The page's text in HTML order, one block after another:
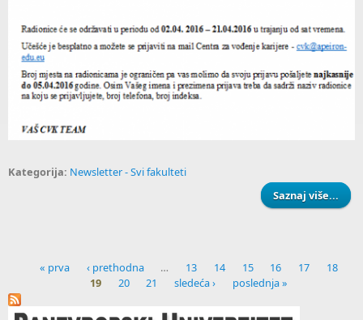
Kategorija: Newsletter - Svi fakulteti
Saznaj više...
Pages
« prva ‹ prethodna … 13 14 15 16 17
18
19
20 21 sledeća › poslednja »